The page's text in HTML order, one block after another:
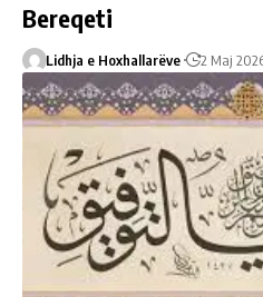
Bereqeti
Lidhja e Hoxhallarëve 2 Maj